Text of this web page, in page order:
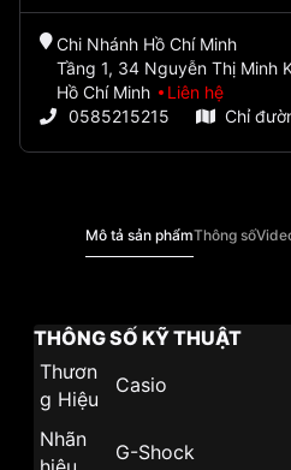
Chi Nhánh Hồ Chí Minh
Tầng 1, 34 Nguyễn Thị Minh
Hồ Chí Minh
Liên hệ
0585215215
Chỉ
Mô tả sản phẩmThông số
THÔNG SỐ KỸ THUẬT
Thươn
g Hiệu
Casio
Nhãn
G-Shock